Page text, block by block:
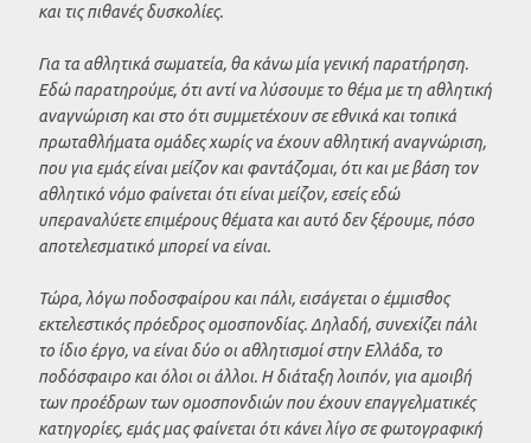
και τις πιθανές δυσκολίες.
Για τα αθλητικά σωματεία, θα κάνω μία γενική παρατήρηση.
Εδώ παρατηρούμε, ότι αντί να λύσουμε το θέμα με τη αθλητική
αναγνώριση και στο ότι συμμετέχουν σε εθνικά και τοπικά
πρωταθλήματα ομάδες χωρίς να έχουν αθλητική αναγνώριση,
που για εμάς είναι μείζον και φαντάζομαι, ότι και με βάση τον
αθλητικό νόμο φαίνεται ότι είναι μείζον, εσείς εδώ
υπεραναλύετε επιμέρους θέματα και αυτό δεν ξέρουμε, πόσο
αποτελεσματικό μπορεί να είναι.
Τώρα, λόγω ποδοσφαίρου και πάλι, εισάγεται ο έμμισθος
εκτελεστικός πρόεδρος ομοσπονδίας. Δηλαδή, συνεχίζει πάλι
το ίδιο έργο, να είναι δύο οι αθλητισμοί στην Ελλάδα, το
ποδόσφαιρο και όλοι οι άλλοι. Η διάταξη λοιπόν, για αμοιβή
των προέδρων των ομοσπονδιών που έχουν επαγγελματικές
κατηγορίες, εμάς μας φαίνεται ότι κάνει λίγο σε φωτογραφική